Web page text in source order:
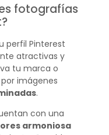
fotografías
perfil Pinterest
atractivas y
tu marca o
imágenes
.
con una
armoniosa